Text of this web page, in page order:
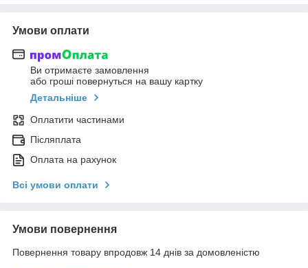
Умови оплати
Ви отримаєте замовлення
або гроші повернуться на вашу картку
Детальніше
Оплатити частинами
Післяплата
Оплата на рахунок
Всі умови оплати
Умови повернення
Повернення товару впродовж 14 днів за домовленістю